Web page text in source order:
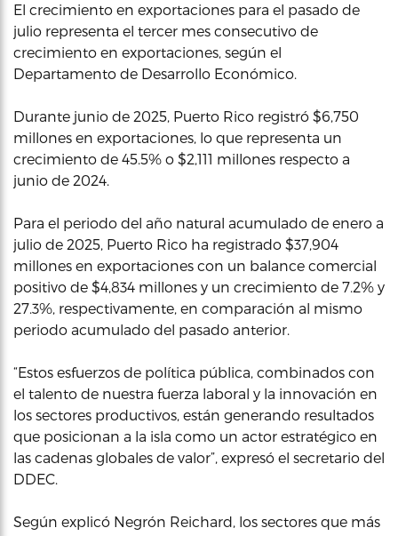
El crecimiento en exportaciones para el pasado de
julio representa el tercer mes consecutivo de
crecimiento en exportaciones, según el
Departamento de Desarrollo Económico.
Durante junio de 2025, Puerto Rico registró $6,750
millones en exportaciones, lo que representa un
crecimiento de 45.5% o $2,111 millones respecto a
junio de 2024.
Para el periodo del año natural acumulado de enero a
julio de 2025, Puerto Rico ha registrado $37,904
millones en exportaciones con un balance comercial
positivo de $4,834 millones y un crecimiento de 7.2% y
27.3%, respectivamente, en comparación al mismo
periodo acumulado del pasado anterior.
“Estos esfuerzos de política pública, combinados con
el talento de nuestra fuerza laboral y la innovación en
los sectores productivos, están generando resultados
que posicionan a la isla como un actor estratégico en
las cadenas globales de valor”, expresó el secretario del
DDEC.
Según explicó Negrón Reichard, los sectores que más